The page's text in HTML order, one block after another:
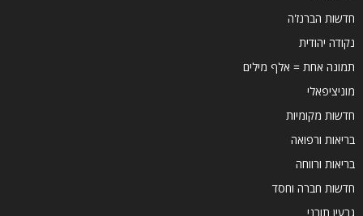
חדשות הברנז'ה
נקודה יהודית
תמונה אחת = אלף מילים
מוניציפאלי
חדשות מקומיות
בריאות ורפואה
בריאות ורווחה
חדשות חברה וחסד
גרעין תורני